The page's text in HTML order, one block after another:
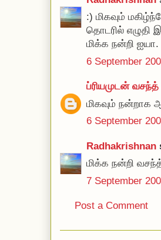
:) மிகவும்
தொடரில் எழுதி
மிக்க நன்றி ஐயா.
6 September
ப்ரியமுடன் வசந்த்
மிகவும் நன்றாக
6 September
Radhakrishnan
மிக்க நன்றி
7 September
Post a Comment